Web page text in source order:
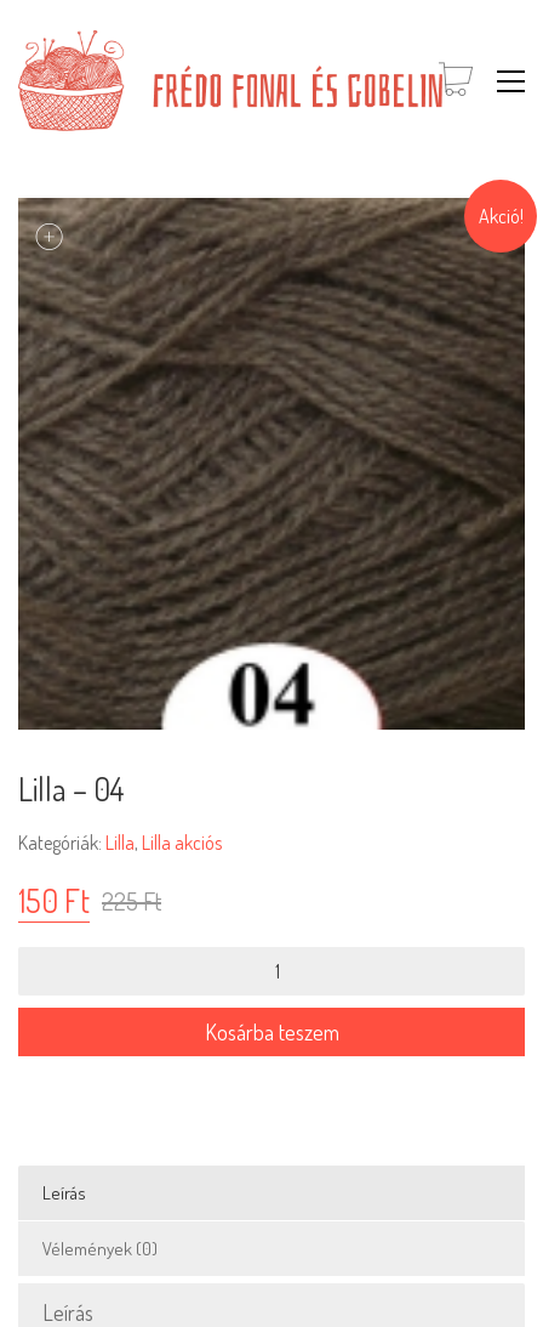
Akció!
Lilla – 04
Kategóriák: Lilla, Lilla akciós
225Ft
150 Ft
04
Kosárba teszem
Leírás
Vélemények (0)
Leírás